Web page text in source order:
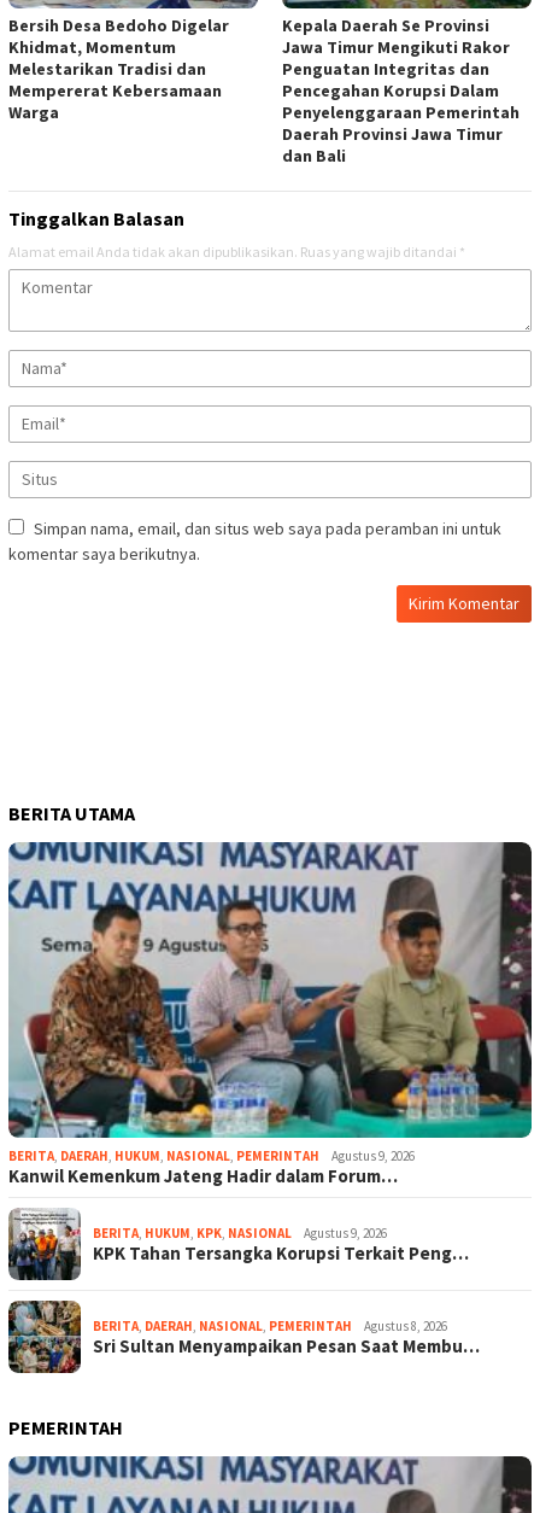
Bersih Desa Bedoho Digelar
Khidmat, Momentum
Melestarikan Tradisi dan
Mempererat Kebersamaan
Warga
Kepala Daerah Se Provinsi
Jawa Timur Mengikuti Rakor
Penguatan Integritas dan
Pencegahan Korupsi Dalam
Penyelenggaraan Pemerintah
Daerah Provinsi Jawa Timur
dan Bali
Tinggalkan Balasan
Alamat email Anda tidak akan dipublikasikan. Ruas yang wajib ditandai *
Simpan nama, email, dan situs web saya pada peramban ini untuk
komentar saya berikutnya.
BERITA UTAMA
BERITA, DAERAH, HUKUM, NASIONAL, PEMERINTAH Agustus 9, 2026
Kanwil Kemenkum Jateng Hadir dalam Forum…
BERITA, HUKUM, KPK, NASIONAL Agustus 9, 2026
KPK Tahan Tersangka Korupsi Terkait Peng…
BERITA, DAERAH, NASIONAL, PEMERINTAH Agustus 8, 2026
Sri Sultan Menyampaikan Pesan Saat Membu…
PEMERINTAH